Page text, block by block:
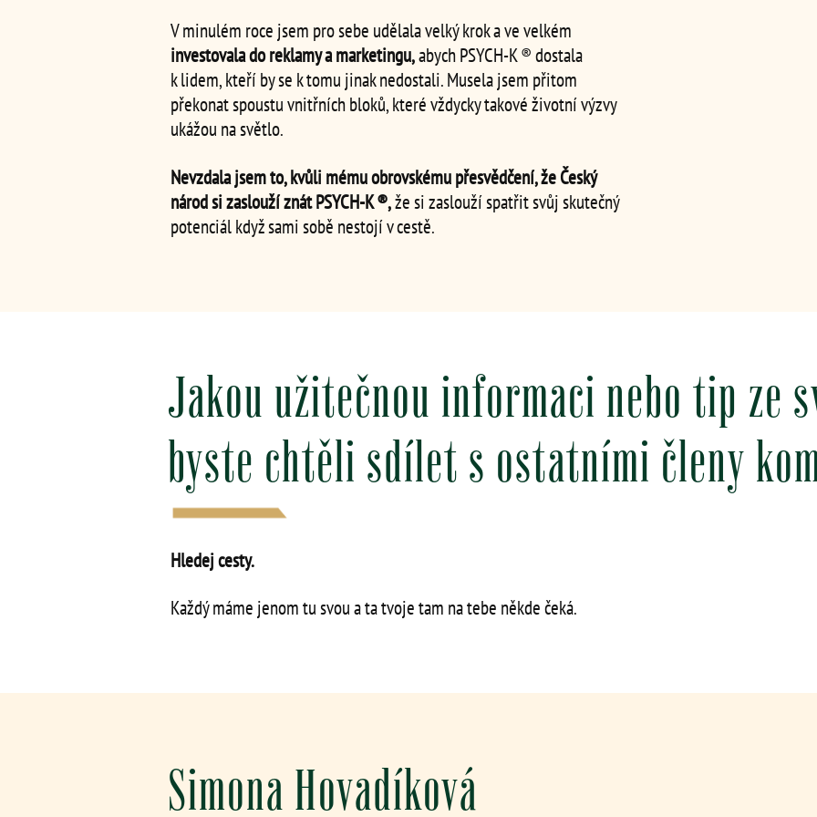
V minulém roce jsem pro sebe udělala velký krok a ve velkém
investovala do reklamy a marketingu,abych PSYCH‑K ® dostala
k lidem, kteří by se k tomu jinak nedostali. Musela jsem přitom
překonat spoustu vnitřních bloků, které vždycky takové životní výzvy
ukážou na světlo.
Nevzdala jsem to, kvůli mému obrovskému přesvědčení, že Český
národ si zaslouží znát PSYCH‑K ®,že si zaslouží spatřit svůj skutečný
potenciál když sami sobě nestojí v cestě.
Jakou užitečnou informaci nebo tip ze
byste chtěli sdílet s ostatními členy
Hledej cesty.
Každý máme jenom tu svou a ta tvoje tam na tebe někde čeká.
Simona Hovadíková